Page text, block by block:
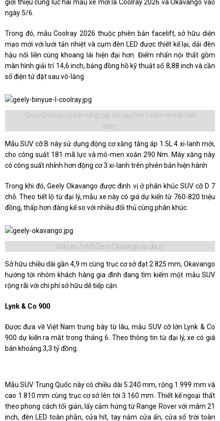
giới thiệu cùng lúc hai mẫu xe mới là Coolray 2026 và Okavango vào
ngày 5/6.
Trong đó, mẫu Coolray 2026 thuộc phiên bản facelift, sở hữu diện
mạo mới với lưới tản nhiệt và cụm đèn LED được thiết kế lại, dải đèn
hậu nối liền cùng khoang lái hiện đại hơn. Điểm nhấn nội thất gồm
màn hình giải trí 14,6 inch, bảng đồng hồ kỹ thuật số 8,88 inch và cần
số điện tử đặt sau vô-lăng.
Geely Coolray có bản nâng cấp chỉ sau hơn 1 năm ra mắt Việt
Nam.
Mẫu SUV cỡ B này sử dụng động cơ xăng tăng áp 1.5L 4 xi-lanh mới,
cho công suất 181 mã lực và mô-men xoắn 290 Nm. Máy xăng này
có công suất nhỉnh hơn động cơ 3 xi-lanh trên phiên bản hiện hành
Trong khi đó, Geely Okavango được định vị ở phân khúc SUV cỡ D 7
chỗ. Theo tiết lộ từ đại lý, mẫu xe này có giá dự kiến từ 760-820 triệu
đồng, thấp hơn đáng kể so với nhiều đối thủ cùng phân khúc.
Mẫu xe 7 chỗ Geely Okavango tại đại lý.
Sở hữu chiều dài gần 4,9 m cùng trục cơ sở đạt 2.825 mm, Okavango
hướng tới nhóm khách hàng gia đình đang tìm kiếm một mẫu SUV
rộng rãi với chi phí sở hữu dễ tiếp cận.
Lynk & Co 900
Được đưa về Việt Nam trưng bày từ lâu, mẫu SUV cỡ lớn Lynk & Co
900 dự kiến ra mắt trong tháng 6. Theo thông tin từ đại lý, xe có giá
bán khoảng 3,3 tỷ đồng.
Mẫu SUV Trung Quốc này có chiều dài 5.240 mm, rộng 1.999 mm và
cao 1.810 mm cùng trục cơ sở lên tới 3.160 mm. Thiết kế ngoại thất
theo phong cách tối giản, lấy cảm hứng từ Range Rover với mâm 21
inch, đèn LED toàn phần, cửa hít, tay nắm cửa ẩn, cửa sổ trời toàn